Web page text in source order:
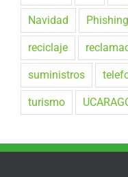
Navidad Phishing
reciclaje
suministros
turismo